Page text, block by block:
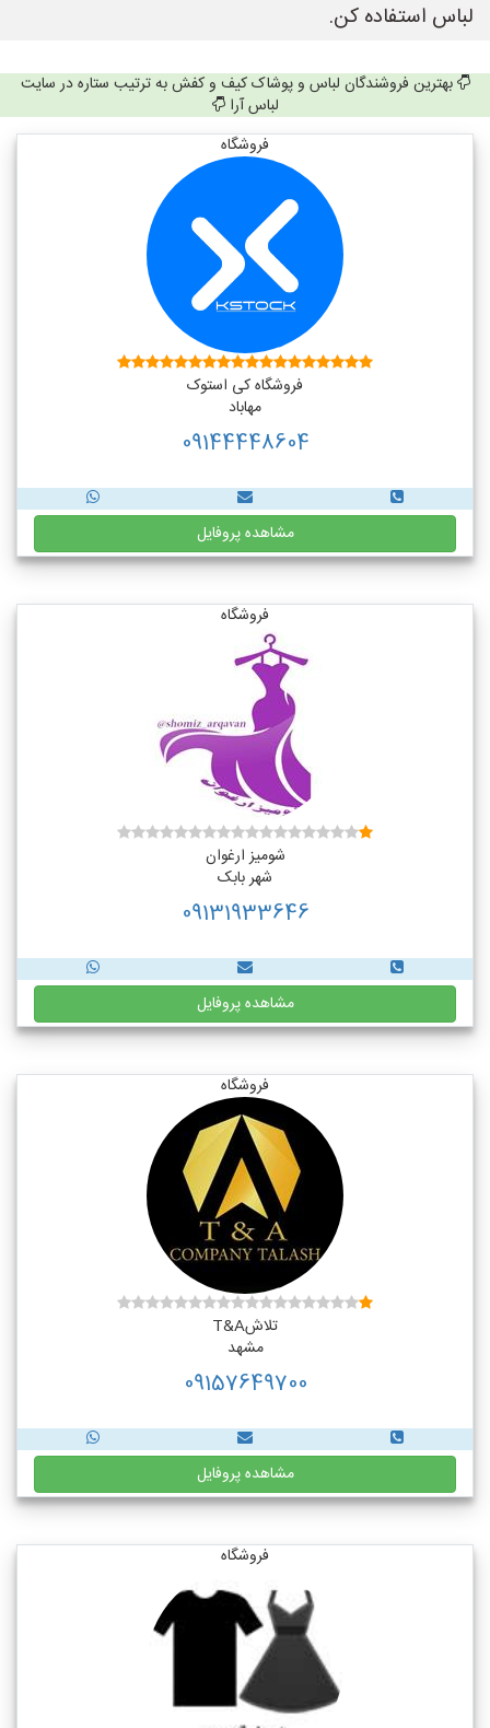
لباس استفاده کن.
بهترین فروشندگان لباس و پوشاک کیف و کفش به ترتیب ستاره در سایت
لباس آرا
فروشگاه
فروشگاه کی استوک
مهاباد
09144448604
مشاهده پروفایل
فروشگاه
شومیز ارغوان
شهر بابک
09131933646
مشاهده پروفایل
فروشگاه
تلاشT&A
مشهد
09157649700
مشاهده پروفایل
فروشگاه